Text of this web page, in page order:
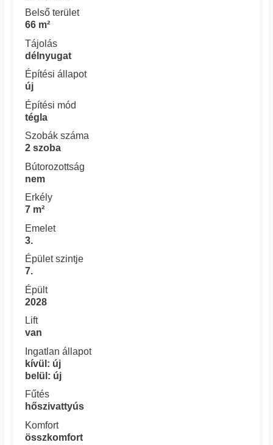
Belső terület
66 m²
Tájolás
délnyugat
Építési állapot
új
Építési mód
tégla
Szobák száma
2 szoba
Bútorozottság
nem
Erkély
7 m²
Emelet
3.
Épület szintje
7.
Épült
2028
Lift
van
Ingatlan állapot
kívül: új
belül: új
Fűtés
hőszivattyús
Komfort
összkomfort